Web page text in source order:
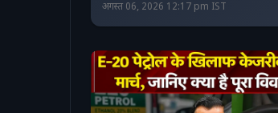
अगस्त 06, 2026 12:17 pm IST